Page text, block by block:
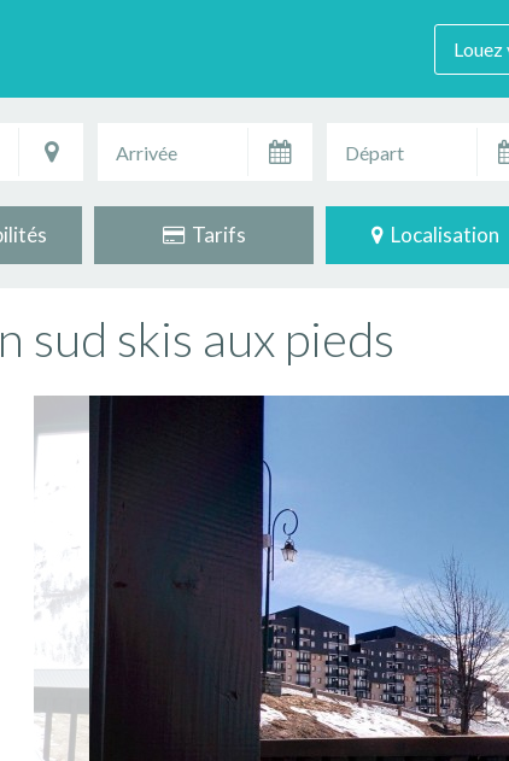
Tarifs Localisation
sud skis aux pieds